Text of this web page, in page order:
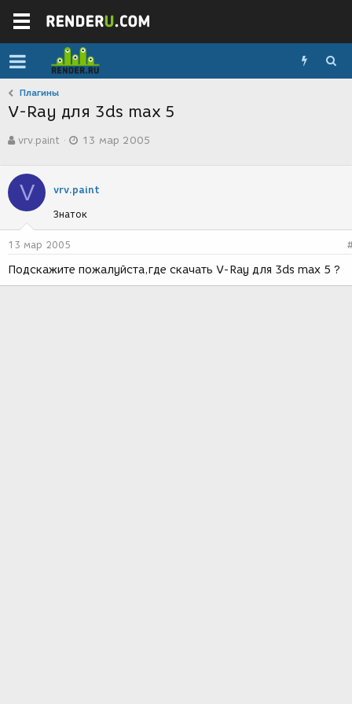
Плагины
V-Ray для 3ds max 5
в
о
р
е
м
ы
vrv.paint
а
с
з
д
и
я
13 мар 2005
V vrv.paint
Знаток
13 мар 2005
Подскажите пожалуйста,где скачать V-Ray для 3ds max 5 ?